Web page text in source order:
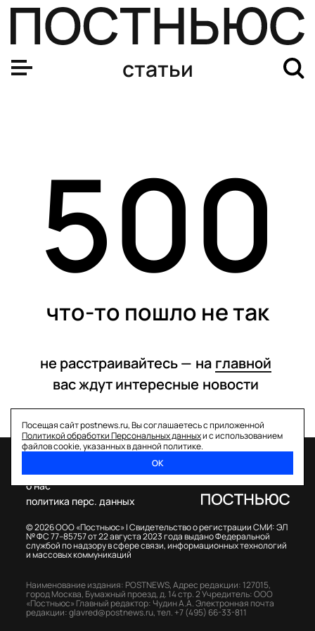
статьи
500
что-то пошло не так
не расстраивайтесь — на главной
вас ждут интересные новости
Посещая сайт postnews.ru, Вы соглашаетесь с приложенной
Политикой обработки Персональных данныхи с использованием
файлов cookie, указанных в данной политике.
ОК
© 2026 ООО «Постньюс» |Свидетельство о регистрации СМИ: ЭЛ
№ ФС 77–85757 от 22 августа 2023 года выдано Федеральной
службой по надзору в сфере связи, информационных технологий
и массовых коммуникаций
о нас
политика перс. данных
Наименование издания: POSTNEWS,Адрес редакции: 127015,
город Москва, Бумажный проезд, д. 14 стр. 2Учредитель: ООО
«Постньюс» Главный редактор: Чудин А.А.Электронная почта
редакции:glavred@postnews.ru,тел. +7 (495) 66-33-811